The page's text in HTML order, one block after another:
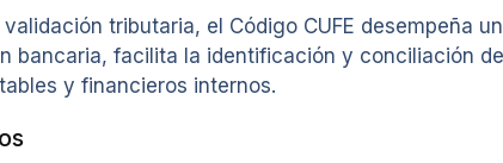
tributaria, el Código CUFE desempeña
bancaria, facilita la identificación y conciliación
y financieros internos.